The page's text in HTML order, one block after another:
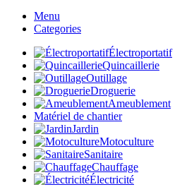
Menu
Categories
Électroportatif
Quincaillerie
Outillage
Droguerie
Ameublement
Matériel de chantier
Jardin
Motoculture
Sanitaire
Chauffage
Électricité